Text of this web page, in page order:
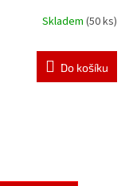
Skladem (50 ks)
Do košíku